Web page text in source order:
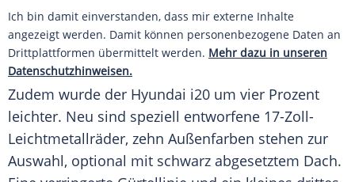
Ich bin damit einverstanden, dass mir externe Inhalte
angezeigt werden. Damit können personenbezogene Daten an
Drittplattformen übermittelt werden. Mehr dazu in unseren
Datenschutzhinweisen.
Zudem wurde der Hyundai i20 um vier Prozent
leichter. Neu sind speziell entworfene 17-Zoll-
Leichtmetallräder, zehn Außenfarben stehen zur
Auswahl, optional mit schwarz abgesetztem Dach.